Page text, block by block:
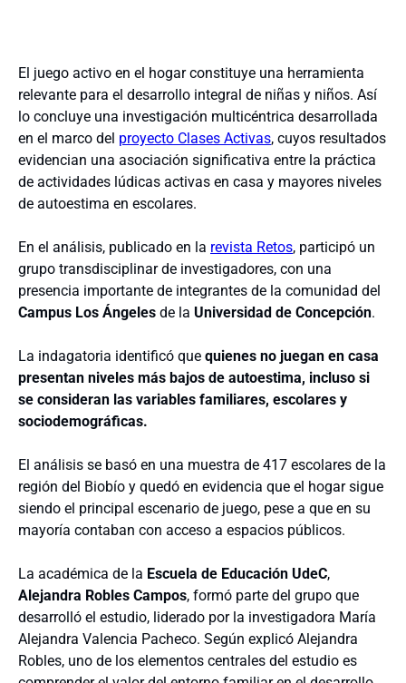
El juego activo en el hogar constituye una herramienta
relevante para el desarrollo integral de niñas y niños. Así
lo concluye una investigación multicéntrica desarrollada
en el marco del proyecto Clases Activas, cuyos resultados
evidencian una asociación significativa entre la práctica
de actividades lúdicas activas en casa y mayores niveles
de autoestima en escolares.
En el análisis, publicado en la revista Retos, participó un
grupo transdisciplinar de investigadores, con una
presencia importante de integrantes de la comunidad del
Campus Los Ángeles de la Universidad de Concepción.
La indagatoria identificó que quienes no juegan en casa
presentan niveles más bajos de autoestima, incluso si
se consideran las variables familiares, escolares y
sociodemográficas.
El análisis se basó en una muestra de 417 escolares de la
región del Biobío y quedó en evidencia que el hogar sigue
siendo el principal escenario de juego, pese a que en su
mayoría contaban con acceso a espacios públicos.
La académica de la Escuela de Educación UdeC,
Alejandra Robles Campos, formó parte del grupo que
desarrolló el estudio, liderado por la investigadora María
Alejandra Valencia Pacheco. Según explicó Alejandra
Robles, uno de los elementos centrales del estudio es